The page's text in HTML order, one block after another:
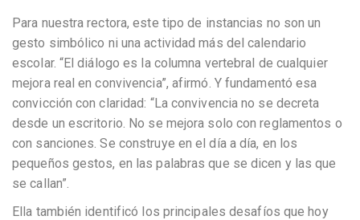
Para nuestra rectora, este tipo de instancias no son un
gesto simbólico ni una actividad más del calendario
escolar. “El diálogo es la columna vertebral de cualquier
mejora real en convivencia”, afirmó. Y fundamentó esa
convicción con claridad: “La convivencia no se decreta
desde un escritorio. No se mejora solo con reglamentos o
con sanciones. Se construye en el día a día, en los
pequeños gestos, en las palabras que se dicen y las que
se callan”.
Ella también identificó los principales desafíos que hoy